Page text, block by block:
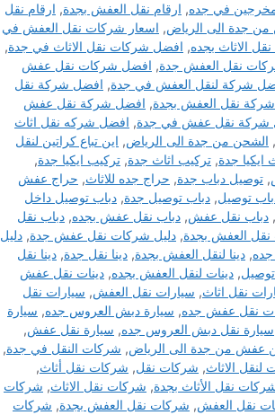
مخرجين في جده, ارقام نقل العفش بجدة, ارقام نقل
من جدة الى الرياض, اسعار شركات نقل العفش في
الاثاث بجده, افضل شركات نقل الاثاث في جدة,
نقل العفش جدة, افضل شركات نقل عفش
شركة لنقل العفش في جدة, افضل شركة نقل
نقل العفش بجدة, افضل شركة نقل عفش
شركة نقل عفش في جدة, افضل شركه نقل اثاث
, الشحن من جدة الى الرياض, اين تباع كراتين لنقل
ايكيا جدة, تركيب اثاث جدة, تركيب ايكيا جدة,
, توصيل دباب جدة, حراج جده للاثاث, حراج عفش
توصيل, دباب توصيل جدة, دباب توصيل داخل
, دباب نقل عفش, دباب نقل عفش بجده, دباب نقل
العفش بجدة, دليل شركات نقل عفش جدة, دليل
جده, دينا لنقل العفش بجدة, دينا نقل جدة, دينا نقل
, دينات لنقل العفش بجده, دينات نقل عفش
نقل اثاث, سيارات نقل العفش, سيارات نقل
نقل عفش جده, سيارة دبش العروس جده, سيارة
سيارة نقل دبش العروس جده, سيارة نقل عفش,
عفش من جدة الى الرياض, شركات النقل في جدة,
لنقل الاثاث, شركات نقل, شركات نقل أثاث,
نقل الأثاث بجدة, شركات نقل الاثاث, شركات
نقل العفش, شركات نقل العفش بجدة, شركات